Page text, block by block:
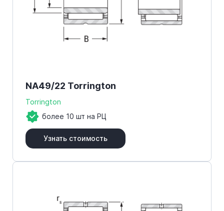
NA49/22 Torrington
Torrington
более 10 шт на РЦ
Узнать стоимость